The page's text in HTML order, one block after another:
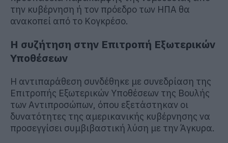
την κυβέρνηση ή τον πρόεδρο των ΗΠΑ θα
ανακοπεί από το Κογκρέσο.
Η συζήτηση στην Επιτροπή Εξωτερικών
Υποθέσεων
Η αντιπαράθεση συνδέθηκε με συνεδρίαση της
Επιτροπής Εξωτερικών Υποθέσεων της Βουλής
των Αντιπροσώπων, όπου εξετάστηκαν οι
δυνατότητες της αμερικανικής κυβέρνησης να
προσεγγίσει συμβιβαστική λύση με την Άγκυρα.